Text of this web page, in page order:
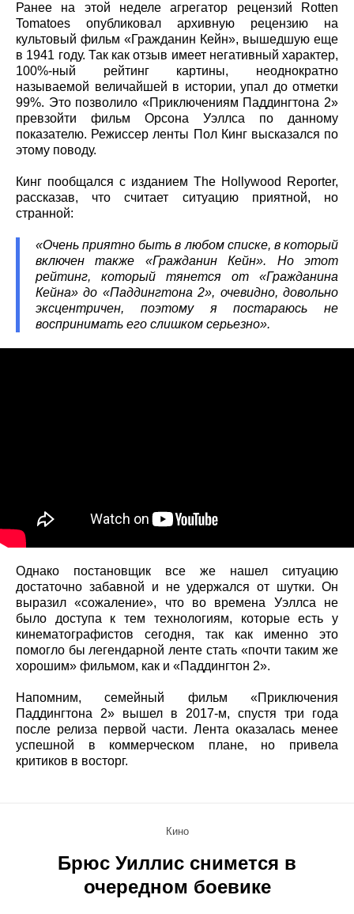
Ранее на этой неделе агрегатор рецензий Rotten
Tomatoes опубликовал архивную рецензию на
культовый фильм «Гражданин Кейн», вышедшую еще
в 1941 году. Так как отзыв имеет негативный характер,
100%-ный рейтинг картины, неоднократно
называемой величайшей в истории, упал до отметки
99%. Это позволило «Приключениям Паддингтона 2»
превзойти фильм Орсона Уэллса по данному
показателю. Режиссер ленты Пол Кинг высказался по
этому поводу.
Кинг пообщался с изданием The Hollywood Reporter,
рассказав, что считает ситуацию приятной, но
странной:
«Очень приятно быть в любом списке, в который
включен также «Гражданин Кейн». Но этот
рейтинг, который тянется от «Гражданина
Кейна» до «Паддингтона 2», очевидно, довольно
эксцентричен, поэтому я постараюсь не
воспринимать его слишком серьезно».
Однако постановщик все же нашел ситуацию
достаточно забавной и не удержался от шутки. Он
выразил «сожаление», что во времена Уэллса не
было доступа к тем технологиям, которые есть у
кинематографистов сегодня, так как именно это
помогло бы легендарной ленте стать «почти таким же
хорошим» фильмом, как и «Паддингтон 2».
Напомним, семейный фильм «Приключения
Паддингтона 2» вышел в 2017-м, спустя три года
после релиза первой части. Лента оказалась менее
успешной в коммерческом плане, но привела
критиков в восторг.
Кино
Брюс Уиллис снимется в
очередном боевике